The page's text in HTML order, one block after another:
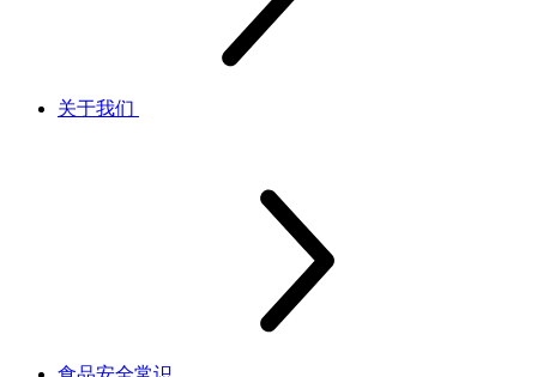
关于我们